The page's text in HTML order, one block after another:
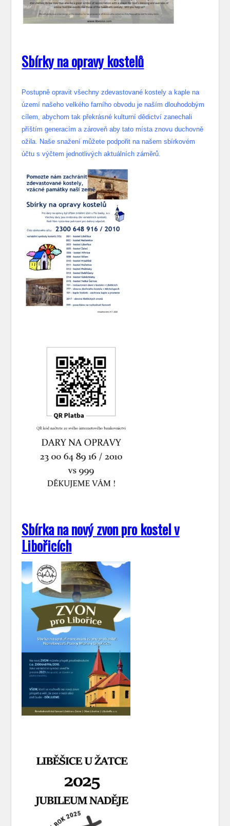
Sbírky na opravy kostelů
Postupně opravit všechny zdevastované kostely a kaple na
území našeho velkého farního obvodu je naším dlouhodobým
cílem, abychom tak překrásné kulturní dědictví zanechali
příštím generacím a zároveň aby tato místa znovu duchovně
ožila. Naše snažení můžete podpořit na našem sbírkovém
účtu s výčtem jednotlivých aktuálních záměrů.
Sbírka na nový zvon pro kostel v
Libořicích